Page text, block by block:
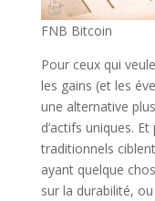
FNB Bitcoin
Pour ceux qui
les gains (et les
une alternative
d’actifs uniques.
traditionnels
ayant quelque
sur la durabilité,